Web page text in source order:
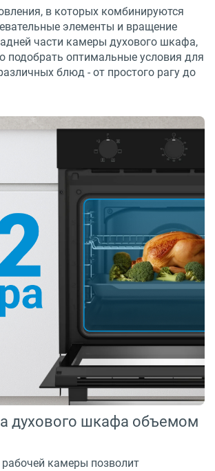
в которых комбинируются
элементы и вращение
части камеры духового шкафа,
подобрать оптимальные условия для
блюд - от простого рагу до
духового шкафа объемом
камеры позволит